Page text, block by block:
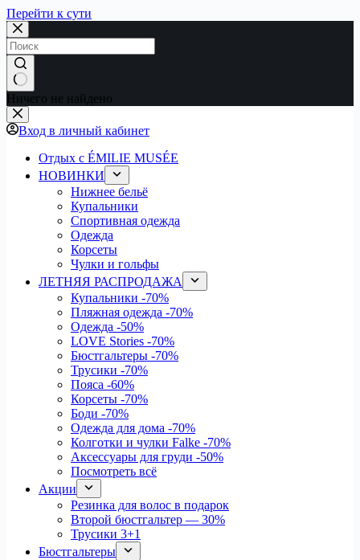
Перейти к сути
Ничего не найдено
Вход в личный кабинет
Отдых с ÉMILIE MUSÉE
НОВИНКИ
Нижнее бельё
Купальники
Спортивная одежда
Одежда
Корсеты
Чулки и гольфы
ЛЕТНЯЯ РАСПРОДАЖА
Купальники -70%
Пляжная одежда -70%
Одежда -50%
LOVE Stories -70%
Бюстгальтеры -70%
Трусики -70%
Пояса -60%
Корсеты -70%
Боди -70%
Одежда для дома -70%
Колготки и чулки Falke -70%
Аксессуары для груди -50%
Посмотреть всё
Акции
Резинка для волос в подарок
Второй бюстгальтер — 30%
Трусики 3+1
Бюстгальтеры